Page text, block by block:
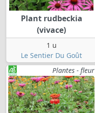
Plant rudbeckia
(vivace)
1 u
Le Sentier Du Goût
Plantes - fleur